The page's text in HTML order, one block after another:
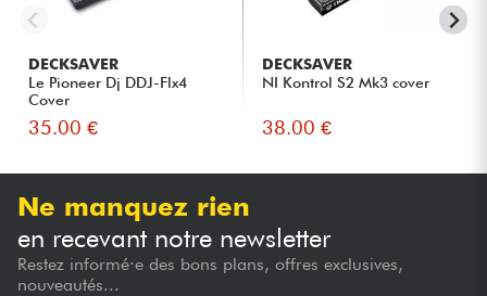
DECKSAVER
Le Pioneer Dj DDJ-Flx4
Cover
35.00 €
DECKSAVER
NI Kontrol S2 Mk3 cover
38.00 €
Ne manquez rien
en recevant notre newsletter
Restez informé·e des bons plans, offres exclusives,
nouveautés...